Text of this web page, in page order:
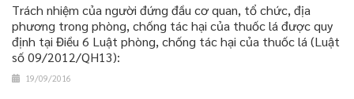
Trách nhiệm của người đứng đầu cơ quan, tổ chức, địa
phương trong phòng, chống tác hại của thuốc lá được quy
định tại Điều 6 Luật phòng, chống tác hại của thuốc lá (Luật
số 09/2012/QH13):
19/09/2016